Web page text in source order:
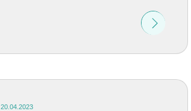
20.04.2023